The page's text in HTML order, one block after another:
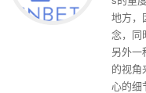
地方，
念，同
另外一
的视角
心的细